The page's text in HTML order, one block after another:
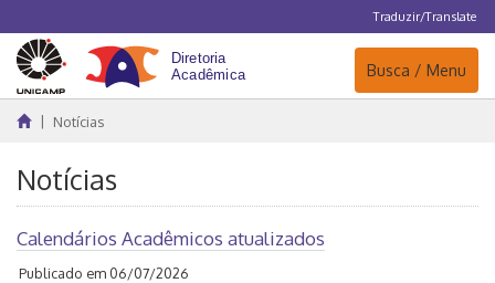
Traduzir/Translate
Navegação
Busca / Menu
Notícias
Notícias
Calendários Acadêmicos atualizados
Publicado em 06/07/2026